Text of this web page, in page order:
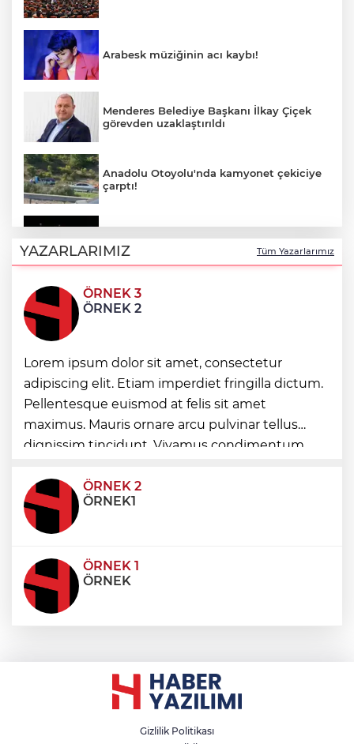
Arabesk müziğinin acı kaybı!
Menderes Belediye Başkanı İlkay Çiçek
görevden uzaklaştırıldı
Anadolu Otoyolu'nda kamyonet çekiciye
çarptı!
Ganita Akşamları’nda büyük coşku
Akustik sahne yaz akşamlarına ritim
katıyor
Kırsal yollara neşter
Denizli'de 160 milyon TL’lik alt ve üstyapı
yatırımı
YAZARLARIMIZ Tüm Yazarlarımız
ÖRNEK 3
ÖRNEK 2
Lorem ipsum dolor sit amet, consectetur
adipiscing elit. Etiam imperdiet fringilla dictum.
Pellentesque euismod at felis sit amet
maximus. Mauris ornare arcu pulvinar tellus
dignissim tincidunt. Vivamus condimentum
condimentum eros et, faucibus sapien. Praese
ÖRNEK 2
ÖRNEK1
ÖRNEK 1
ÖRNEK
Gizlilik Politikası